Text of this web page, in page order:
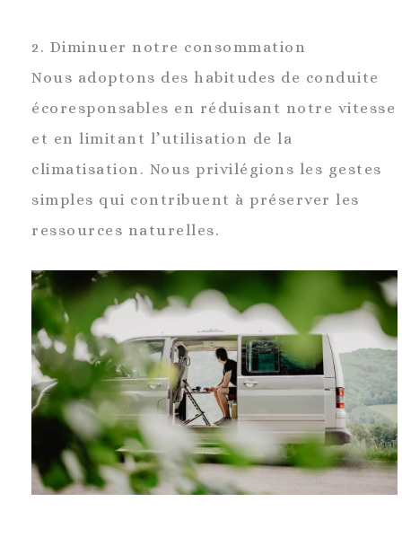
2. Diminuer notre consommation
Nous adoptons des habitudes de conduite
écoresponsables en réduisant notre vitesse
et en limitant l’utilisation de la
climatisation. Nous privilégions les gestes
simples qui contribuent à préserver les
ressources naturelles.